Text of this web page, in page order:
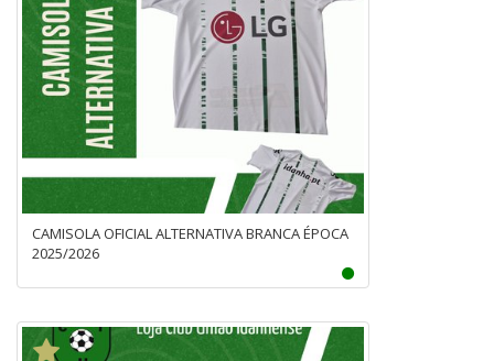
CAMISOLA OFICIAL ALTERNATIVA BRANCA ÉPOCA
2025/2026